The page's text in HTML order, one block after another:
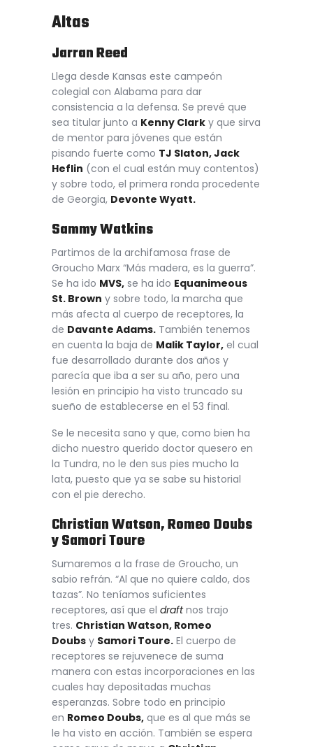
Altas
Jarran Reed
Llega desde Kansas este campeón
colegial con Alabama para dar
consistencia a la defensa. Se prevé que
sea titular junto a Kenny Clark y que sirva
de mentor para jóvenes que están
pisando fuerte como TJ Slaton, Jack
Heflin (con el cual están muy contentos)
y sobre todo, el primera ronda procedente
de Georgia, Devonte Wyatt.
Sammy Watkins
Partimos de la archifamosa frase de
Groucho Marx “Más madera, es la guerra”.
Se ha ido MVS, se ha ido Equanimeous
St. Brown y sobre todo, la marcha que
más afecta al cuerpo de receptores, la
de Davante Adams. También tenemos
en cuenta la baja de Malik Taylor, el cual
fue desarrollado durante dos años y
parecía que iba a ser su año, pero una
lesión en principio ha visto truncado su
sueño de establecerse en el 53 final.
Se le necesita sano y que, como bien ha
dicho nuestro querido doctor quesero en
la Tundra, no le den sus pies mucho la
lata, puesto que ya se sabe su historial
con el pie derecho.
Christian Watson, Romeo Doubs
y Samori Toure
Sumaremos a la frase de Groucho, un
sabio refrán. “Al que no quiere caldo, dos
tazas”. No teníamos suficientes
receptores, así que el draftnos trajo
tres. Christian Watson, Romeo
Doubs y Samori Toure. El cuerpo de
receptores se rejuvenece de suma
manera con estas incorporaciones en las
cuales hay depositadas muchas
esperanzas. Sobre todo en principio
en Romeo Doubs, que es al que más se
le ha visto en acción. También se espera